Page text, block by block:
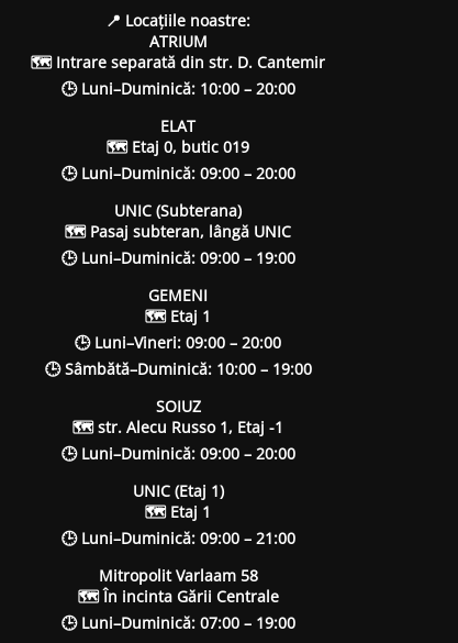
📍 Locațiile noastre:
ATRIUM
🗺 Intrare separată din str. D. Cantemir
🕒 Luni–Duminică: 10:00 – 20:00
ELAT
🗺 Etaj 0, butic 019
🕒 Luni–Duminică: 09:00 – 20:00
UNIC (Subterana)
🗺 Pasaj subteran, lângă UNIC
🕒 Luni–Duminică: 09:00 – 19:00
GEMENI
🗺 Etaj 1
🕒 Luni–Vineri: 09:00 – 20:00
🕒 Sâmbătă–Duminică: 10:00 – 19:00
SOIUZ
🗺 str. Alecu Russo 1, Etaj -1
🕒 Luni–Duminică: 09:00 – 20:00
UNIC (Etaj 1)
🗺 Etaj 1
🕒 Luni–Duminică: 09:00 – 21:00
Mitropolit Varlaam 58
🗺 În incinta Gării Centrale
🕒 Luni–Duminică: 07:00 – 19:00